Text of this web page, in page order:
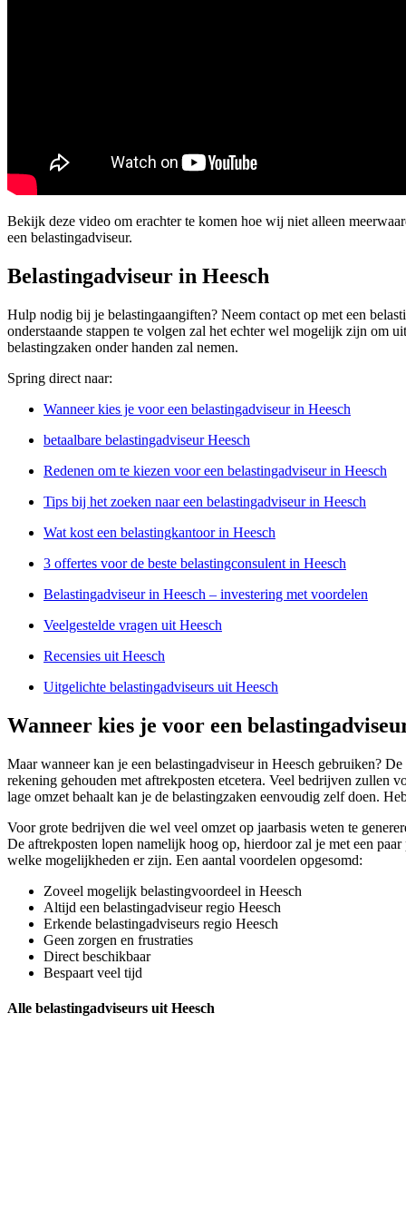
Bekijk deze video om erachter te komen hoe wij niet alleen
een belastingadviseur.
Belastingadviseur in Heesch
Hulp nodig bij je belastingaangiften? Neem contact op met een
onderstaande stappen te volgen zal het echter wel mogelijk zijn om
belastingzaken onder handen zal nemen.
Spring direct naar:
Wanneer kies je voor een belastingadviseur in Heesch
betaalbare belastingadviseur Heesch
Redenen om te kiezen voor een belastingadviseur in Heesch
Tips bij het zoeken naar een belastingadviseur in Heesch
Wat kost een belastingkantoor in Heesch
3 offertes voor de beste belastingconsulent in Heesch
Belastingadviseur in Heesch – investering met voordelen
Veelgestelde vragen uit Heesch
Recensies uit Heesch
Uitgelichte belastingadviseurs uit Heesch
Wanneer kies je voor een
Maar wanneer kan je een belastingadviseur in Heesch gebruiken?
rekening gehouden met aftrekposten etcetera. Veel bedrijven zullen
lage omzet behaalt kan je de belastingzaken eenvoudig zelf doen.
Voor grote bedrijven die wel veel omzet op jaarbasis weten te
De aftrekposten lopen namelijk hoog op, hierdoor zal je met een
welke mogelijkheden er zijn. Een aantal voordelen opgesomd:
Zoveel mogelijk belastingvoordeel in Heesch
Altijd een belastingadviseur regio Heesch
Erkende belastingadviseurs regio Heesch
Geen zorgen en frustraties
Direct beschikbaar
Bespaart veel tijd
Alle belastingadviseurs uit Heesch